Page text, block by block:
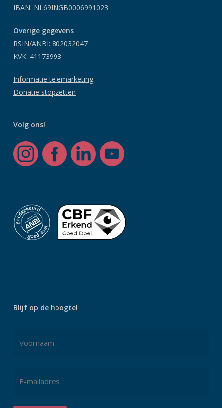
IBAN: NL69INGB0006991023
Overige gegevens
RSIN/ANBI: 802032047
KVK: 41173993
Informatie telemarketing
Donatie stopzetten
Volg ons!
Blijf op de hoogte!
mailadres